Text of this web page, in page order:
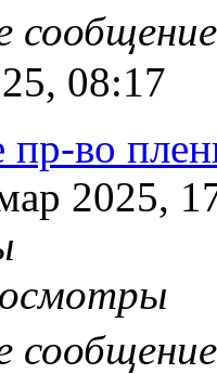
08:17
пр-во
2025,